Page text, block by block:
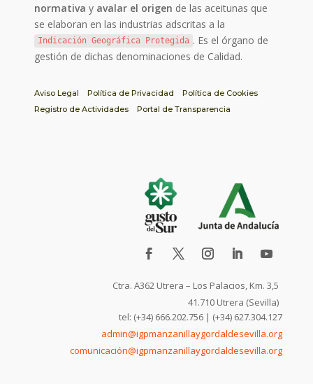
normativa y avalar el origen de las aceitunas que
se elaboran en las industrias adscritas a la
Indicación Geográfica Protegida . Es el órgano de
gestión de dichas denominaciones de Calidad.
Aviso Legal Política de Privacidad
Política de Cookies
Registro de Actividades
Portal de Transparencia
Ctra. A362 Utrera – Los Palacios, Km. 3,5
41.710 Utrera (Sevilla)
tel: (+34) 666.202.756 | (+34) 627.304.127
admin@igpmanzanillaygordaldesevilla.org
comunicación@igpmanzanillaygordaldesevilla.org